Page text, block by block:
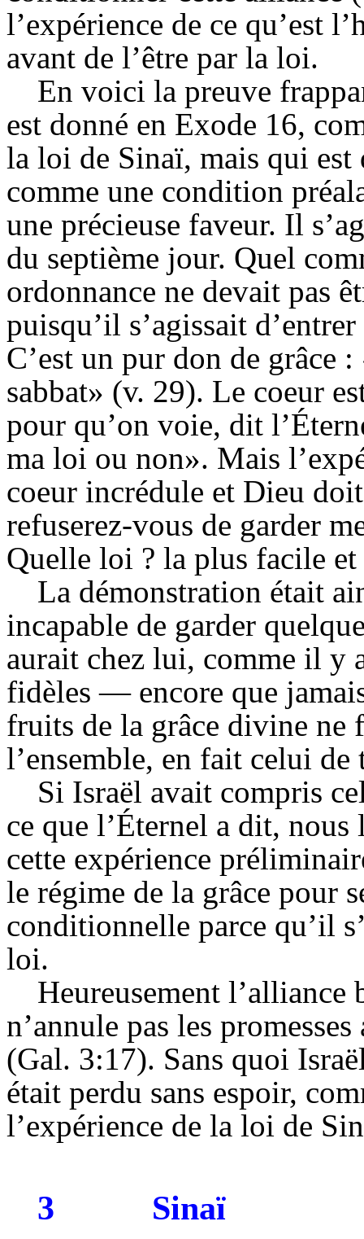
l’expérience de ce qu’est
avant de l’être par la loi.
En voici la preuve
est donné en Exode 16,
la loi de Sinaï, mais qui
comme une condition
une précieuse faveur. Il
du septième jour. Quel
ordonnance ne devait pas
puisqu’il s’agissait
C’est un pur don de grâce
sabbat» (v. 29). Le coeur
pour qu’on voie, dit
ma loi ou non». Mais
coeur incrédule et Dieu
refuserez-vous de garder
Quelle loi ? la plus facile
La démonstration était
incapable de garder
aurait chez lui, comme il y
fidèles — encore que
fruits de la grâce divine ne
l’ensemble, en fait celui de
Si Israël avait compris
ce que l’Éternel a dit,
cette expérience
le régime de la grâce pour
conditionnelle parce qu’il
loi.
Heureusement
n’annule pas les
(Gal. 3:17). Sans quoi
était perdu sans espoir,
l’expérience de la loi de
3 Sinaï